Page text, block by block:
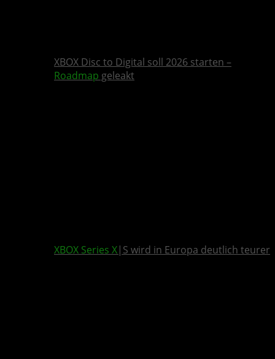
XBOX Disc to Digital soll 2026 starten –
Roadmap geleakt
XBOX Series X|S wird in Europa deutlich teurer